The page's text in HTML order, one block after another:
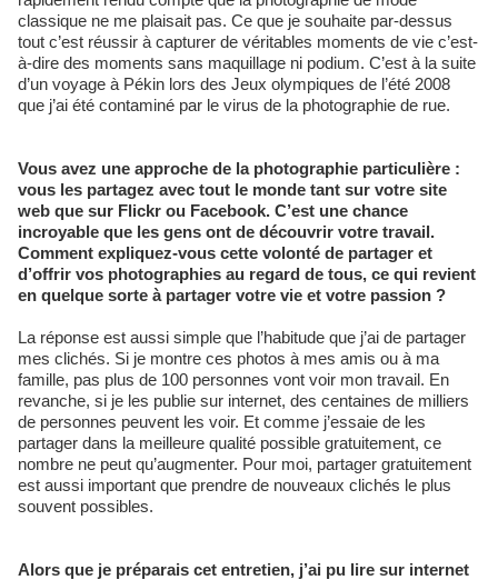
classique ne me plaisait pas. Ce que je souhaite par-dessus
tout c’est réussir à capturer de véritables moments de vie c’est-
à-dire des moments sans maquillage ni podium. C’est à la suite
d’un voyage à Pékin lors des Jeux olympiques de l’été 2008
que j’ai été contaminé par le virus de la photographie de rue.
Vous avez une approche de la photographie particulière :
vous les partagez avec tout le monde tant sur votre site
web que sur Flickr ou Facebook. C’est une chance
incroyable que les gens ont de découvrir votre travail.
Comment expliquez-vous cette volonté de partager et
d’offrir vos photographies au regard de tous, ce qui revient
en quelque sorte à partager votre vie et votre passion ?
La réponse est aussi simple que l’habitude que j’ai de partager
mes clichés. Si je montre ces photos à mes amis ou à ma
famille, pas plus de 100 personnes vont voir mon travail. En
revanche, si je les publie sur internet, des centaines de milliers
de personnes peuvent les voir. Et comme j’essaie de les
partager dans la meilleure qualité possible gratuitement, ce
nombre ne peut qu’augmenter. Pour moi, partager gratuitement
est aussi important que prendre de nouveaux clichés le plus
souvent possibles.
Alors que je préparais cet entretien, j’ai pu lire sur internet